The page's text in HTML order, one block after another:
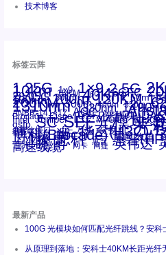
技术博客
标签云阵
1.25G 1x9 1×9 2.5G
10km 15KM 16G 16GFC
28.05G 30km 40Km 50m
100km 100m 120KM
200KM 300m 400m 550m
1310nm 1330nm
ANBR-1414TZ AOC Arista
Brocade Cisco CSFP光模块 DAC
Intel Juniper LC MPO-LC
qsfp SC SFF光模块
st螺纹接口 xfp 万兆 交换机 光
千兆光模块 华三 华三(H3C)
博科(Brocade) 博通 友讯
工业级 思科 惠普 惠普
百兆 瞻博 网卡 网捷 英伟达
高速线缆
最新产品
100G 光模块如何匹配光纤跳线？安
从原理到落地：安科士40KM长距光